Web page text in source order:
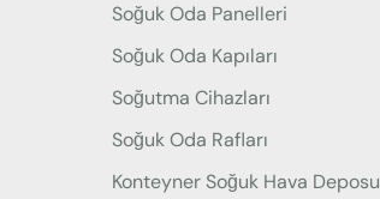
Soğuk Oda Panelleri
Soğuk Oda Kapıları
Soğutma Cihazları
Soğuk Oda Rafları
Konteyner Soğuk Hava Deposu